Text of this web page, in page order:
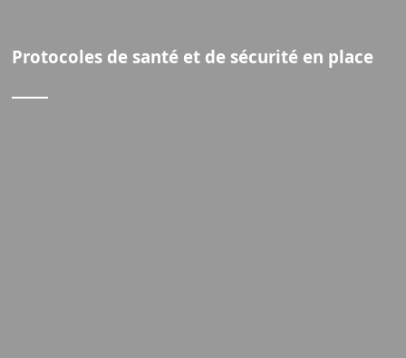
Protocoles de santé et de sécurité en place